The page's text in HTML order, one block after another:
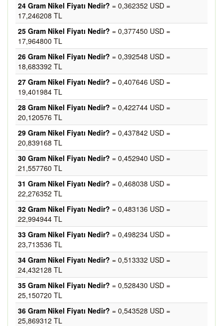
24 Gram Nikel Fiyatı Nedir? = 0,362352 USD =
17,246208 TL
25 Gram Nikel Fiyatı Nedir? = 0,377450 USD =
17,964800 TL
26 Gram Nikel Fiyatı Nedir? = 0,392548 USD =
18,683392 TL
27 Gram Nikel Fiyatı Nedir? = 0,407646 USD =
19,401984 TL
28 Gram Nikel Fiyatı Nedir? = 0,422744 USD =
20,120576 TL
29 Gram Nikel Fiyatı Nedir? = 0,437842 USD =
20,839168 TL
30 Gram Nikel Fiyatı Nedir? = 0,452940 USD =
21,557760 TL
31 Gram Nikel Fiyatı Nedir? = 0,468038 USD =
22,276352 TL
32 Gram Nikel Fiyatı Nedir? = 0,483136 USD =
22,994944 TL
33 Gram Nikel Fiyatı Nedir? = 0,498234 USD =
23,713536 TL
34 Gram Nikel Fiyatı Nedir? = 0,513332 USD =
24,432128 TL
35 Gram Nikel Fiyatı Nedir? = 0,528430 USD =
25,150720 TL
36 Gram Nikel Fiyatı Nedir? = 0,543528 USD =
25,869312 TL